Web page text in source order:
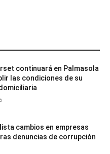
continuará en Palmasola
las condiciones de su
cambios en empresas
denuncias de corrupción